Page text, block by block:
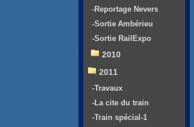
-Reportage Nevers
-Sortie Ambérieu
-Sortie RailExpo
2010
2011
-Travaux
-La cite du train
-Train spécial-1